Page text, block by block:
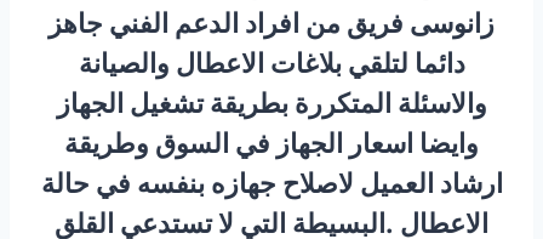
زانوسى فريق من افراد الدعم الفني جاهز
دائما لتلقي بلاغات الاعطال والصيانة
والاسئلة المتكررة بطريقة تشغيل الجهاز
وايضا اسعار الجهاز في السوق وطريقة
ارشاد العميل لاصلاح جهازه بنفسه في حالة
الاعطال .البسيطة التي لا تستدعي القلق